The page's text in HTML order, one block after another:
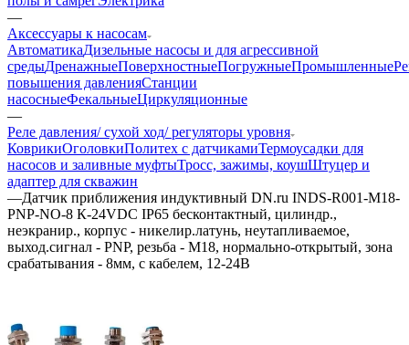
—
Аксессуары к насосам
АвтоматикаДизельные насосы и для агрессивной
средыДренажныеПоверхностныеПогружныеПромышленные
повышения давленияСтанции
насосныеФекальныеЦиркуляционные
—
Реле давления/ сухой ход/ регуляторы уровня
КоврикиОголовкиПолитех с датчикамиТермоусадки для
насосов и заливные муфтыТросс, зажимы, коушШтуцер и
адаптер для скважин
—Датчик приближения индуктивный DN.ru INDS-R001-M18-
PNP-NO-8 К-24VDC IP65 бесконтактный, цилиндр.,
неэкранир., корпус - никелир.латунь, неутапливаемое,
выход.сигнал - PNP, резьба - M18, нормально-открытый, зона
срабатывания - 8мм, с кабелем, 12-24В